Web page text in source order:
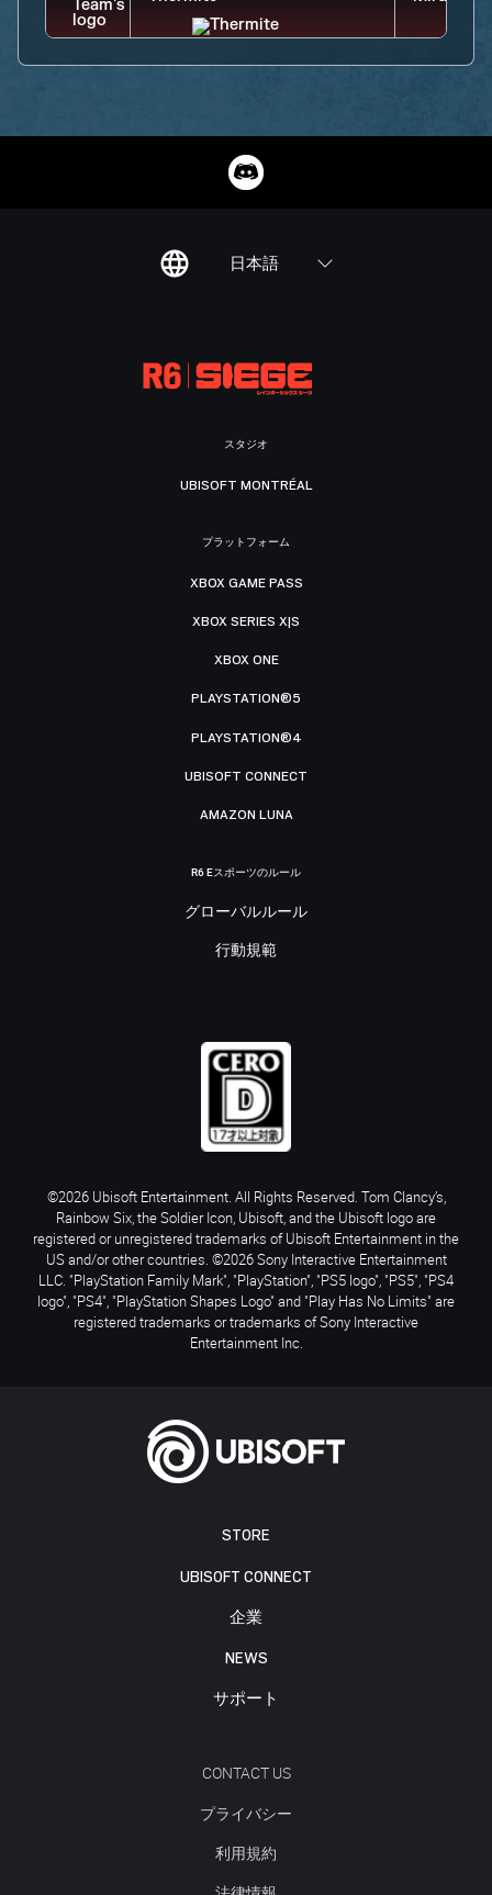
日本語
STORE
UBISOFT CONNECT
企業
NEWS
サポート
CONTACT US
プライバシー
利用規約
スタジオ
UBISOFT MONTRÉAL
プラットフォーム
XBOX GAME PASS
XBOX SERIES X|S
XBOX ONE
PLAYSTATION®5
PLAYSTATION®4
UBISOFT CONNECT
AMAZON LUNA
R6 Eスポーツのルール
グローバルルール
行動規範
©2026 Ubisoft Entertainment. All Rights Reserved. Tom Clancy’s,
Rainbow Six, the Soldier Icon, Ubisoft, and the Ubisoft logo are
registered or unregistered trademarks of Ubisoft Entertainment in the
US and/or other countries. ©2026 Sony Interactive Entertainment
LLC. "PlayStation Family Mark", "PlayStation", "PS5 logo", "PS5", "PS4
logo", "PS4", "PlayStation Shapes Logo" and "Play Has No Limits" are
registered trademarks or trademarks of Sony Interactive
Entertainment Inc.